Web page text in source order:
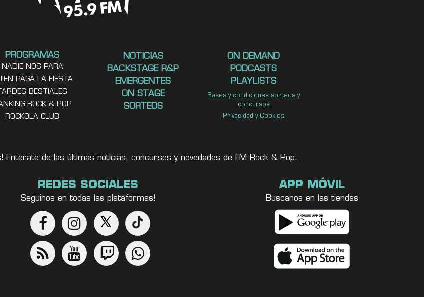
PROGRAMAS
NADIE NOS PARA
PAGA LA FIESTA
TARDES BESTIALES
ROCK & POP
ROCKOLA CLUB
NOTICIAS
BACKSTAGE R&P
EMERGENTES
ON STAGE
SORTEOS
ON DEMAND
PODCASTS
PLAYLISTS
Bases y condiciones sorteos y
concursos
Privacidad y Cookies
Enterate de las últimas noticias, concursos y novedades de FM Rock & Pop.
REDES SOCIALES
Seguinos en todas las plataformas!
APP MÓVIL
Buscanos en las tiendas